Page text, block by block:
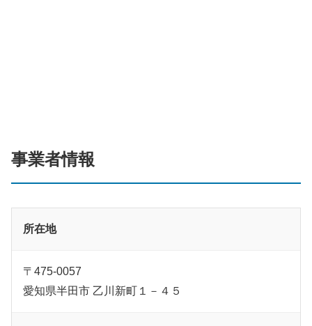
事業者情報
所在地
〒475-0057
愛知県半田市 乙川新町１－４５